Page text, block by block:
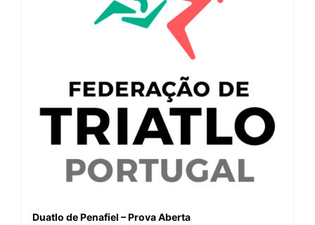
Duatlo de Penafiel – Prova Aberta